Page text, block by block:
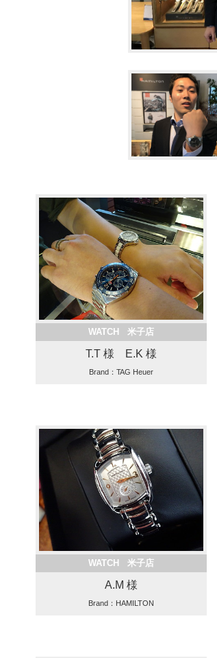
WATCH 米子店
T.T 様 E.K 様
Brand：TAG Heuer
WATCH 米子店
A.M 様
Brand：HAMILTON